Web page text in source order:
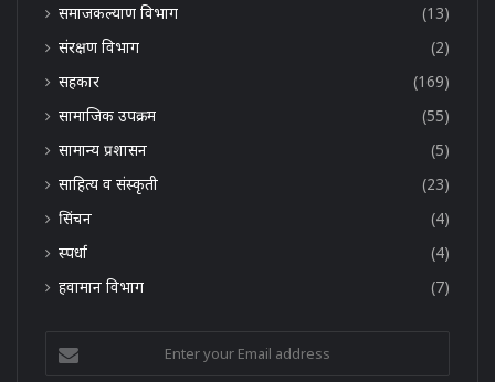
समाजकल्याण विभाग
(13)
संरक्षण विभाग
(2)
सहकार
(169)
सामाजिक उपक्रम
(55)
सामान्य प्रशासन
(5)
साहित्य व संस्कृती
(23)
सिंचन
(4)
स्पर्धा
(4)
हवामान विभाग
(7)
your